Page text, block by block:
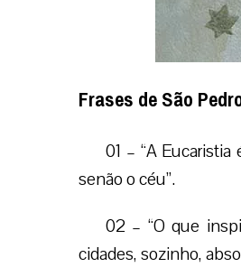
Frases de São
01 – “A
senão o céu”.
02 – “O que
cidades, sozinho,